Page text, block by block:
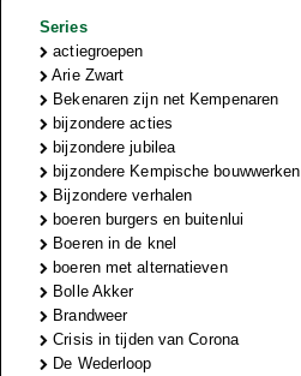
Series
actiegroepen
Arie Zwart
Bekenaren zijn net Kempenaren
bijzondere acties
bijzondere jubilea
bijzondere Kempische bouwwerken
Bijzondere verhalen
boeren burgers en buitenlui
Boeren in de knel
boeren met alternatieven
Bolle Akker
Brandweer
Crisis in tijden van Corona
De Wederloop